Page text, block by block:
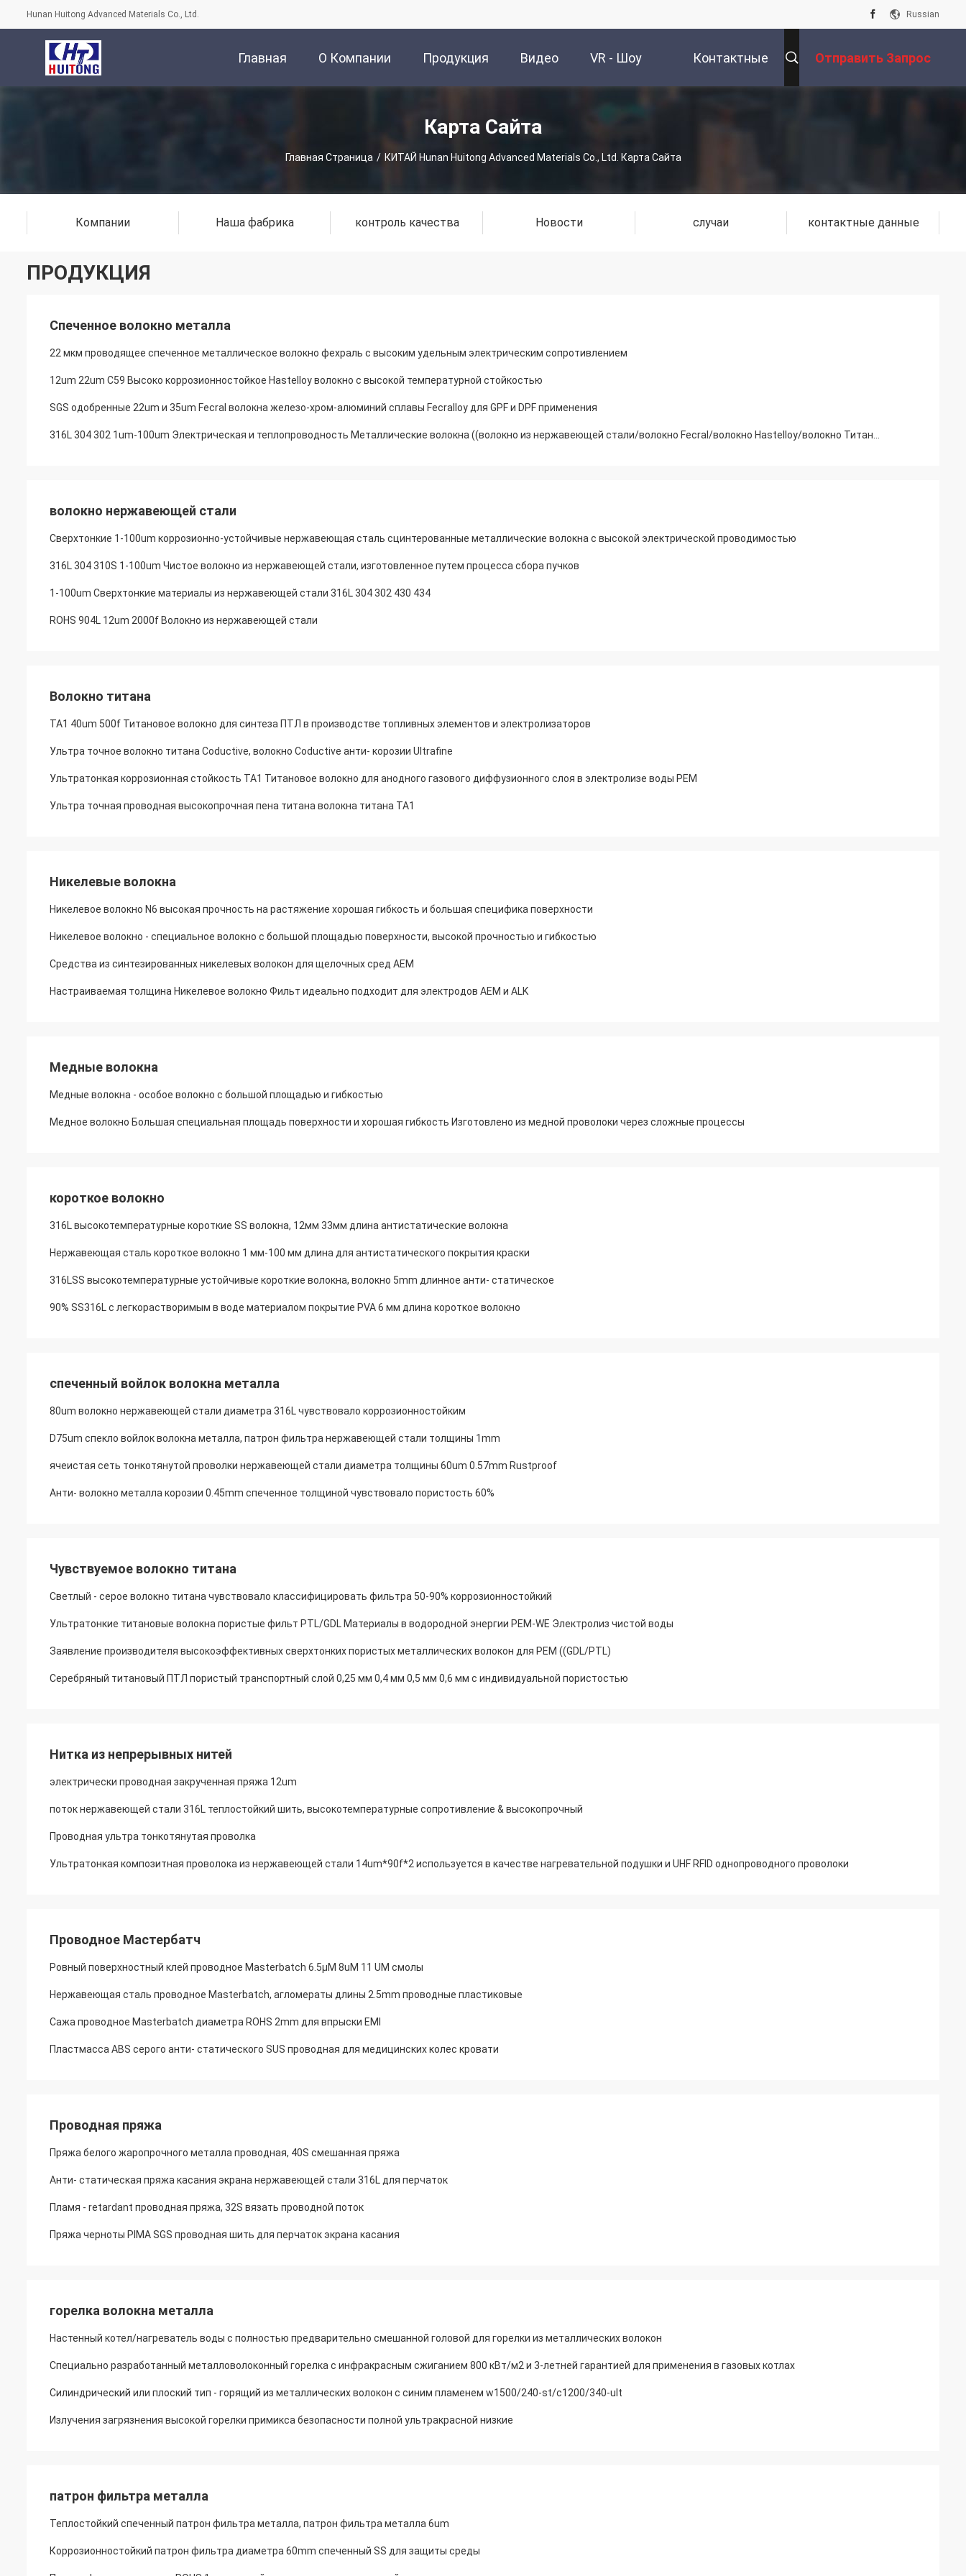
Hunan Huitong Advanced Materials Co., Ltd. Russian
Главная О Компании Продукция Видео VR - Шоу Контактные Отправить Запрос
Карта Сайта
Главная Страница / КИТАЙ Hunan Huitong Advanced Materials Co., Ltd. Карта Сайта
Компании Наша фабрика контроль качества Новости случаи контактные данные
ПРОДУКЦИЯ
Спеченное волокно металла
22 мкм проводящее спеченное металлическое волокно фехраль с высоким удельным электрическим сопротивлением
12um 22um C59 Высоко коррозионностойкое Hastelloy волокно с высокой температурной стойкостью
SGS одобренные 22um и 35um Fecral волокна железо-хром-алюминий сплавы Fecralloy для GPF и DPF применения
волокно нержавеющей стали
Сверхтонкие 1-100um коррозионно-устойчивые нержавеющая сталь сцинтерованные металлические волокна с высокой электрической проводимостью
316L 304 310S 1-100um Чистое волокно из нержавеющей стали, изготовленное путем процесса сбора пучков
1-100um Сверхтонкие материалы из нержавеющей стали 316L 304 302 430 434
ROHS 904L 12um 2000f Волокно из нержавеющей стали
Волокно титана
TA1 40um 500f Титановое волокно для синтеза ПТЛ в производстве топливных элементов и электролизаторов
Ультра точное волокно титана Coductive, волокно Coductive анти- корозии Ultrafine
Ультратонкая коррозионная стойкость TA1 Титановое волокно для анодного газового диффузионного слоя в электролизе воды PEM
Ультра точная проводная высокопрочная пена титана волокна титана TA1
Никелевые волокна
Никелевое волокно N6 высокая прочность на растяжение хорошая гибкость и большая специфика поверхности
Никелевое волокно - специальное волокно с большой площадью поверхности, высокой прочностью и гибкостью
Средства из синтезированных никелевых волокон для щелочных сред AEM
Настраиваемая толщина Никелевое волокно Фильт идеально подходит для электродов AEM и ALK
Медные волокна
Медные волокна - особое волокно с большой площадью и гибкостью
Медное волокно Большая специальная площадь поверхности и хорошая гибкость Изготовлено из медной проволоки через сложные процессы
короткое волокно
316L высокотемпературные короткие SS волокна, 12мм 33мм длина антистатические волокна
Нержавеющая сталь короткое волокно 1 мм-100 мм длина для антистатического покрытия краски
316LSS высокотемпературные устойчивые короткие волокна, волокно 5mm длинное анти- статическое
90% SS316L с легкорастворимым в воде материалом покрытие PVA 6 мм длина короткое волокно
спеченный войлок волокна металла
80um волокно нержавеющей стали диаметра 316L чувствовало коррозионностойким
D75um спекло войлок волокна металла, патрон фильтра нержавеющей стали толщины 1mm
ячеистая сеть тонкотянутой проволки нержавеющей стали диаметра толщины 60um 0.57mm Rustproof
Анти- волокно металла корозии 0.45mm спеченное толщиной чувствовало пористость 60%
Чувствуемое волокно титана
Светлый - серое волокно титана чувствовало классифицировать фильтра 50-90% коррозионностойкий
Ультратонкие титановые волокна пористые фильт PTL/GDL Материалы в водородной энергии PEM-WE Электролиз чистой воды
Заявление производителя высокоэффективных сверхтонких пористых металлических волокон для PEM ((GDL/PTL)
Серебряный титановый ПТЛ пористый транспортный слой 0,25 мм 0,4 мм 0,5 мм 0,6 мм с индивидуальной пористостью
Нитка из непрерывных нитей
электрически проводная закрученная пряжа 12um
поток нержавеющей стали 316L теплостойкий шить, высокотемпературные сопротивление & высокопрочный
Проводная ультра тонкотянутая проволка
Ультратонкая композитная проволока из нержавеющей стали 14um*90f*2 используется в качестве нагревательной подушки и UHF RFID однопроводного проволоки
Проводное Мастербатч
Ровный поверхностный клей проводное Masterbatch 6.5µM 8uM 11 UM смолы
Нержавеющая сталь проводное Masterbatch, агломераты длины 2.5mm проводные пластиковые
Сажа проводное Masterbatch диаметра ROHS 2mm для впрыски EMI
Пластмасса ABS серого анти- статического SUS проводная для медицинских колес кровати
Проводная пряжа
Пряжа белого жаропрочного металла проводная, 40S смешанная пряжа
Анти- статическая пряжа касания экрана нержавеющей стали 316L для перчаток
Пламя - retardant проводная пряжа, 32S вязать проводной поток
Пряжа черноты PIMA SGS проводная шить для перчаток экрана касания
горелка волокна металла
Настенный котел/нагреватель воды с полностью предварительно смешанной головой для горелки из металлических волокон
Специально разработанный металловолоконный горелка с инфракрасным сжиганием 800 кВт/м2 и 3-летней гарантией для применения в газовых котлах
Силиндрический или плоский тип - горящий из металлических волокон с синим пламенем w1500/240-st/c1200/340-ult
Излучения загрязнения высокой горелки примикса безопасности полной ультракрасной низкие
патрон фильтра металла
Теплостойкий спеченный патрон фильтра металла, патрон фильтра металла 6um
Коррозионностойкий патрон фильтра диаметра 60mm спеченный SS для защиты среды